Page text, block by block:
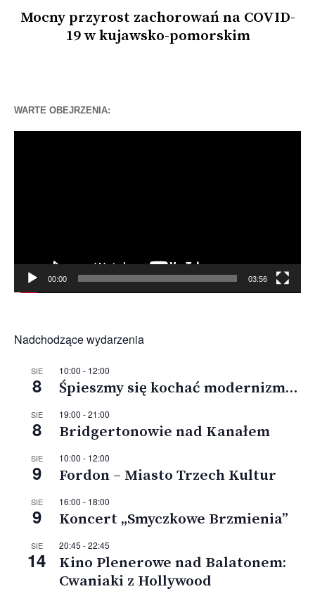
Mocny przyrost zachorowań na COVID-
19 w kujawsko-pomorskim
WARTE OBEJRZENIA:
00:00 03:56
Nadchodzące wydarzenia
SIE
8
10:00 - 12:00
Śpieszmy się kochać modernizm…
SIE
8
19:00 -21:00
Bridgertonowie nad Kanałem
SIE
9
10:00 - 12:00
Fordon – Miasto Trzech Kultur
SIE
9
16:00 - 18:00
Koncert „Smyczkowe Brzmienia”
SIE
14
20:45 -22:45
Kino Plenerowe nad Balatonem:
Cwaniaki z Hollywood